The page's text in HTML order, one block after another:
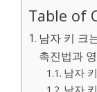
Table of
남자 키 크
촉진법과
남자
남자